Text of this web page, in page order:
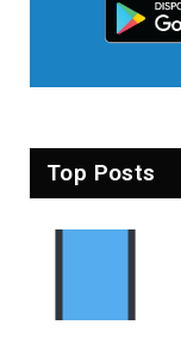
Top Posts